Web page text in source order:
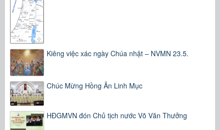
Kiêng việc xác ngày Chúa nhật – NVMN 23.5.
Chúc Mừng Hồng Ân Linh Mục
HĐGMVN đón Chủ tịch nước Võ Văn Thưởng